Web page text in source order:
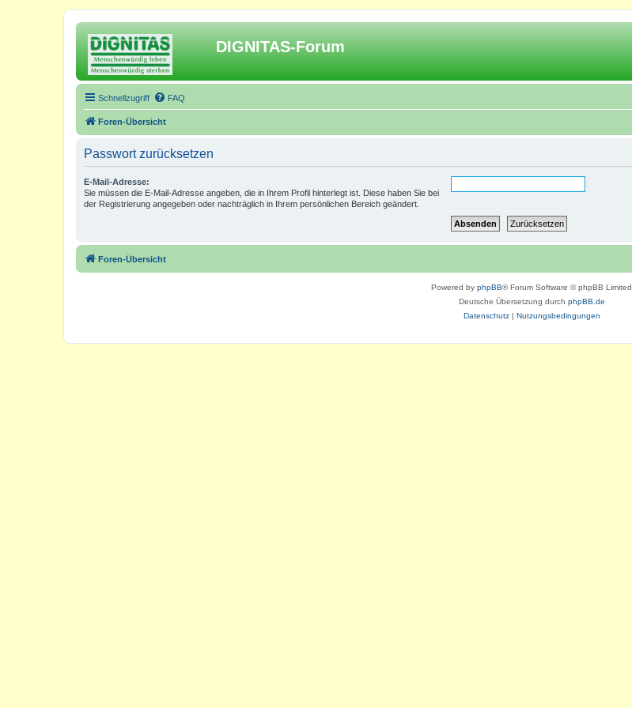
DIGNITAS-Forum
Schnellzugriff FAQ
Foren-Übersicht
Passwort zurücksetzen
E-Mail-Adresse:
Sie müssen die E-Mail-Adresse angeben, die in Ihrem Profil hinterlegt ist. Diese haben Sie bei
der Registrierung angegeben oder nachträglich in Ihrem persönlichen Bereich geändert.
Foren-Übersicht
Powered by phpBB® Forum Software © phpBB Limited
Deutsche Übersetzung durch phpBB.de
Datenschutz| Nutzungsbedingungen